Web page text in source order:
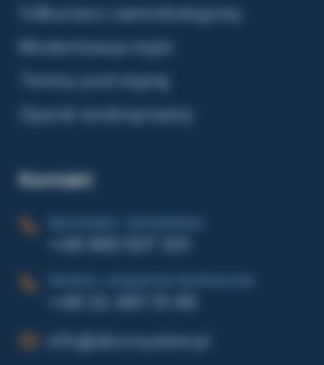
Odkurzacz samoobsługowy
Modernizacja myjni
Tereny pod myjnię
Operat wodnoprawny
Kontakt
info@aboxsystem.pl